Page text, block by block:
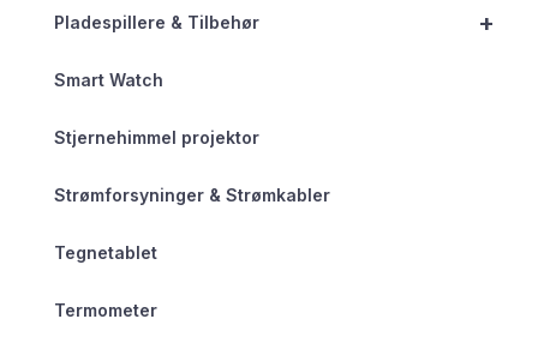
+
Pladespillere & Tilbehør
Smart Watch
Stjernehimmel projektor
Strømforsyninger & Strømkabler
Tegnetablet
Termometer